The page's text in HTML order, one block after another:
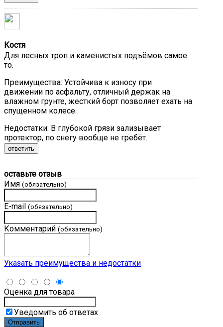
Костя
Для лесных троп и каменистых подъёмов самое
то.
Преимущества: Устойчива к износу при
движении по асфальту, отличный держак на
влажном грунте, жесткий борт позволяет ехать на
спущенном колесе.
Недостатки: В глубокой грязи зализывает
протектор, по снегу вообще не гребёт.
ответить
оставьте отзыв
Имя (обязательно)
E-mail (обязательно)
Комментарий (обязательно)
Указать преимущества и недостатки
Оценка для товара
Уведомить об ответах